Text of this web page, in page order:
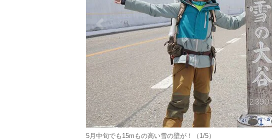
5月中旬でも15mもの高い雪の壁が！（1/5）